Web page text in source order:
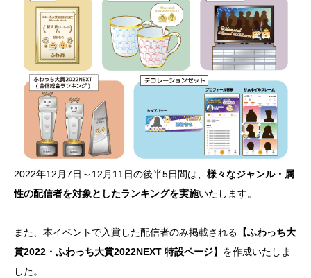
2022年12月7日～12月11日の後半5日間は、 様々なジャンル・属
性の配信者を対象としたランキングを実施いたします。
また、本イベントで入賞した配信者のみ掲載される 【ふわっち大
賞2022・ふわっち大賞2022NEXT 特設ページ】 を作成いたしま
した。